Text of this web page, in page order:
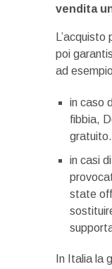
vendita
poi
ad
in caso
fibbia,
gratuito.
in casi
state
In Italia la